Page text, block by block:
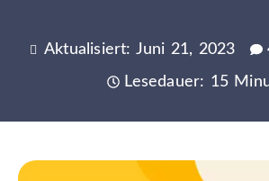
Aktualisiert: Juni 21, 2023
Lesedauer: 15